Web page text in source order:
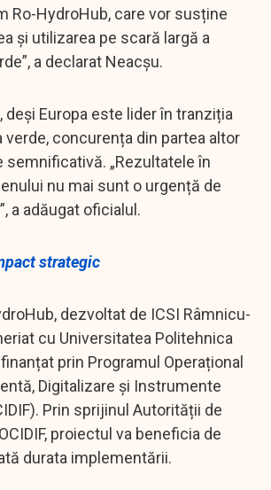
Ro-HydroHub, care vor susține
și utilizarea pe scară largă a
a declarat Neacșu.
deși Europa este lider în tranziția
concurența din partea altor
„Rezultatele în
nu mai sunt o urgență de
a adăugat oficialul.
strategic
dezvoltat de ICSI Râmnicu-
cu Universitatea Politehnica
prin Programul Operațional
Digitalizare și Instrumente
Prin sprijinul Autorității de
proiectul va beneficia de
durata implementării.